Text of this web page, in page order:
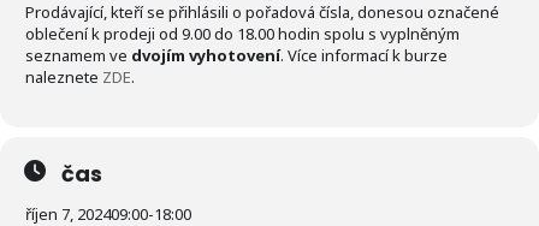
Prodávající, kteří se přihlásili o pořadová čísla, donesou označené
oblečení k prodeji od 9.00 do 18.00 hodin spolu s vyplněným
seznamem ve dvojím vyhotovení. Více informací k burze
naleznete ZDE.
čas
říjen 7, 202409:00-18:00